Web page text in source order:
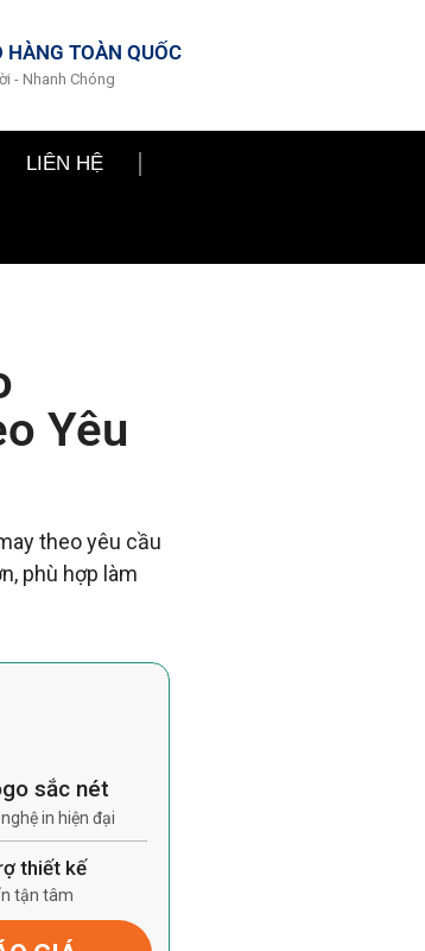
HÀNG TOÀN QUỐC
- Nhanh Chóng
LIÊN HỆ
Yêu
theo yêu cầu
phù hợp làm
sắc nét
in hiện đại
thiết kế
tận tâm